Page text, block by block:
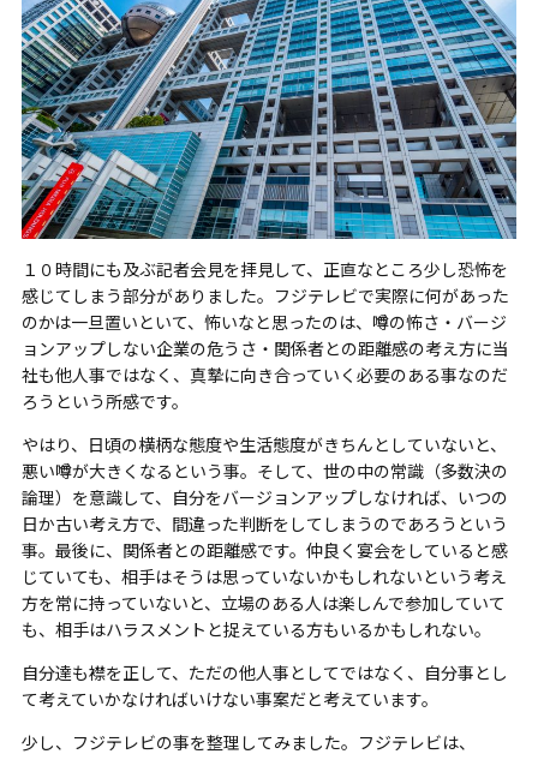
１０時間にも及ぶ記者会見を拝見して、正直なところ少し恐怖を
感じてしまう部分がありました。フジテレビで実際に何があった
のかは一旦置いといて、怖いなと思ったのは、噂の怖さ・バージ
ョンアップしない企業の危うさ・関係者との距離感の考え方に当
社も他人事ではなく、真摯に向き合っていく必要のある事なのだ
ろうという所感です。
やはり、日頃の横柄な態度や生活態度がきちんとしていないと、
悪い噂が大きくなるという事。そして、世の中の常識（多数決の
論理）を意識して、自分をバージョンアップしなければ、いつの
日か古い考え方で、間違った判断をしてしまうのであろうという
事。最後に、関係者との距離感です。仲良く宴会をしていると感
じていても、相手はそうは思っていないかもしれないという考え
方を常に持っていないと、立場のある人は楽しんで参加していて
も、相手はハラスメントと捉えている方もいるかもしれない。
自分達も襟を正して、ただの他人事としてではなく、自分事とし
て考えていかなければいけない事案だと考えています。
少し、フジテレビの事を整理してみました。フジテレビは、